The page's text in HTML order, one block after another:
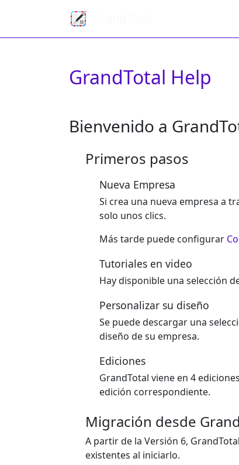
GrandTotal Help
Bienvenido a
Primeros pasos
Nueva Empresa
Si crea una nueva empresa a
solo unos clics.
Más tarde puede configurar
Tutoriales en video
Hay disponible una selección
Personalizar su diseño
Se puede descargar una
diseño de su empresa.
Ediciones
GrandTotal viene en 4
edición correspondiente.
Migración desde
A partir de la Versión 6,
existentes al iniciarlo.